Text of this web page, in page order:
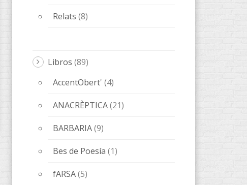
Relats (8)
Libros (89)
AccentObert' (4)
ANACRÈPTICA(21)
BARBARIA(9)
Bes de Poesía (1)
fARSA(5)